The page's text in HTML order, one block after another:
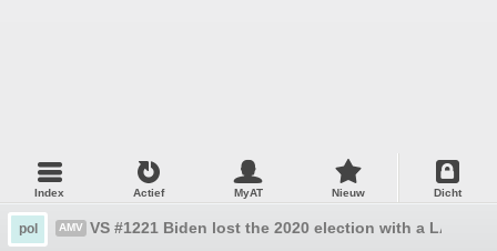
Index Actief MyAT Nieuw Dicht
pol AMV VS #1221 Biden lost the 2020 election with a